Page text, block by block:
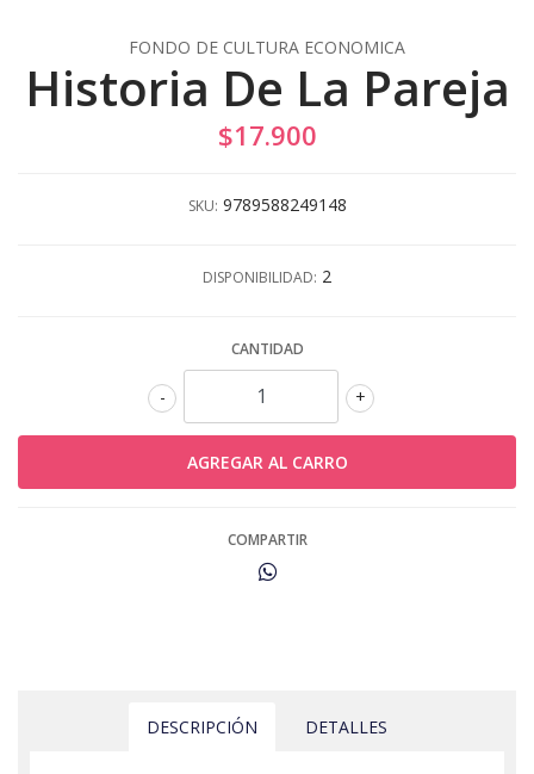
FONDO DE CULTURA ECONOMICA
Historia De La Pareja
$17.900
SKU: 9789588249148
DISPONIBILIDAD: 2
CANTIDAD
+
-
COMPARTIR
DESCRIPCIÓN DETALLES